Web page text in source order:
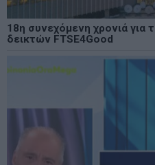
18η συνεχόμενη χρονιά για
δεικτών FTSE4Good